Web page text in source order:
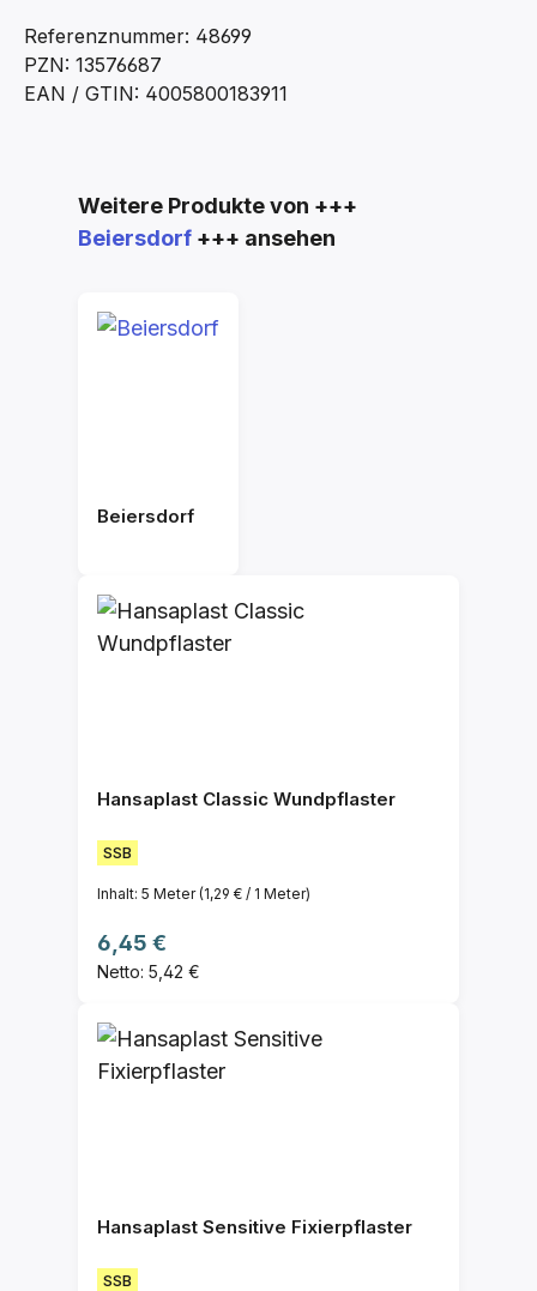
Referenznummer: 48699
PZN: 13576687
EAN / GTIN: 4005800183911
Produktgalerie überspringen
Weitere Produkte von +++
Beiersdorf +++ ansehen
Beiersdorf
Hansaplast Classic Wundpflaster
SSB
Inhalt: 5 Meter(1,29 € / 1 Meter)
Regulärer Preis:
6,45 €
Netto: 5,42 €
Hansaplast Sensitive Fixierpflaster
SSB